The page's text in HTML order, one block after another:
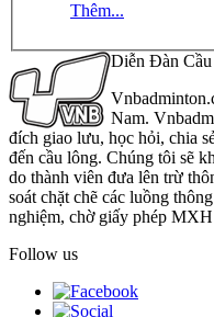
Thêm...
Diễn Đàn
Nam.
đích giao lưu, học hỏi, chia
đến cầu lông. Chúng tôi sẽ
do thành viên đưa lên trừ
soát chặt chẽ các luồng
nghiệm, chờ giấy phép
Follow us